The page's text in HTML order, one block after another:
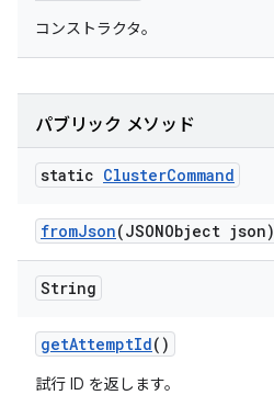
コンストラクタ。
パブリック メソッド
static ClusterCommand
fromJson(JSONObject json)
String
getAttemptId()
試行 ID を返します。